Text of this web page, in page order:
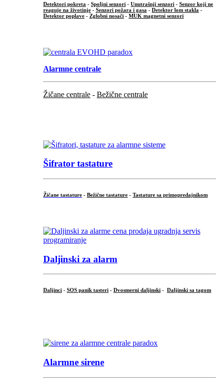
Detektori pokreta - Spoljni senzori - Unutrašnji senzori - Senzor koji ne
reaguje na životinje - Senzori požara i gasa - Detektor lom stakla -
Detektor poplave - Zglobni nosači - MUK magnetni senzori
Alarmne centrale
Žičane centrale - Bežične centrale
Šifrator tastature
Žičane tastature - Bežične tastature - Tastature sa primopredajnikom
Daljinski za alarm
Daljinci - SOS panik tasteri - Dvosmerni daljinski - Daljinski sa tagom
Alarmne sirene